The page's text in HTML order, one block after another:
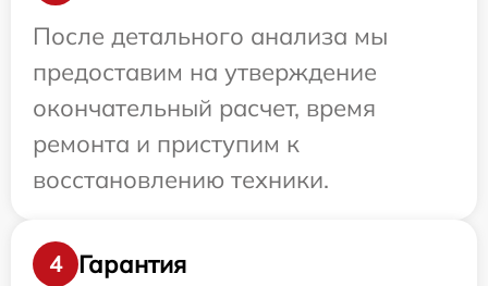
После детального анализа мы
предоставим на утверждение
окончательный расчет, время
ремонта и приступим к
восстановлению техники.
4
Гарантия